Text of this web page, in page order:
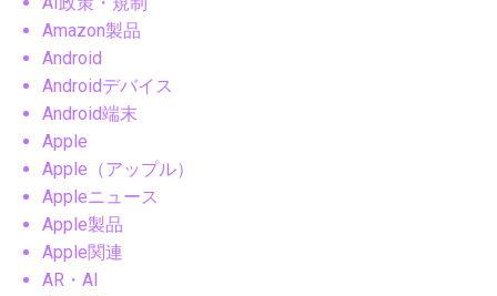
Amazon製品
Android
Androidデバイス
Android端末
Apple
Apple（アップル）
Appleニュース
Apple製品
Apple関連
AR・AI